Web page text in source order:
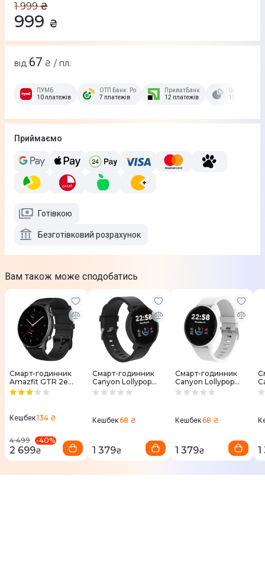
1 999 ₴
999 ₴
від 67 ₴ / пл.
ПУМБ
10 платежів
ОТП Банк. Розстрочка Скибочка.
7 платежів
ПриватБанк
12 платежів
15 платежів
Приймаємо
Готівкою
Безготівковий розрахунок
Вам також може сподобатись
Смарт-годинник
Amazfit GTR 2e
(Black) A2023
Кешбек134 ₴
4 499 -40%
2 699₴
Смарт-годинник
Canyon Lollypop
(CNS-SW63BB)
Кешбек68 ₴
1 379₴
Смарт-годинник
Canyon Lollypop
(CNS-SW63SW)
Кешбек68 ₴
1 379₴ 1